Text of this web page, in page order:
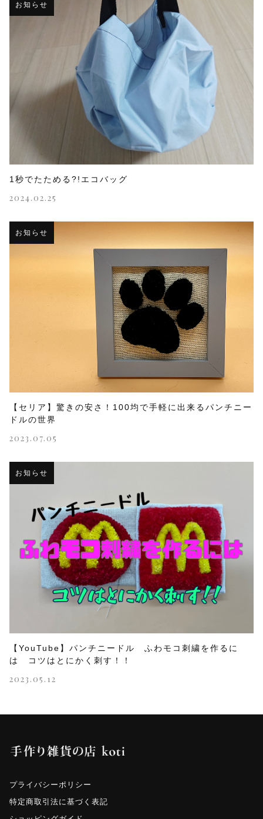
お知らせ
1秒でたためる?!エコバッグ
2024.02.25
お知らせ
【セリア】驚きの安さ！100均で手軽に出来るパンチニー
ドルの世界
2023.07.05
お知らせ
【YouTube】パンチニードル ふわモコ刺繍を作るに
は コツはとにかく刺す！！
2023.05.12
プライバシーポリシー
特定商取引法に基づく表記